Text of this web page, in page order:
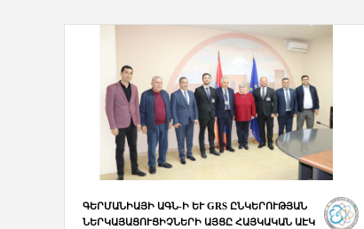
ԳԵՐՄԱՆԻԱՅԻ ԱԳՆ-Ի ԵՒ GRS ԸՆԿԵՐՈՒԹՅԱՆ Ն
ԵՐԿԱՅԱՑՈՒՑԻՉՆԵՐԻ ԱՅՑԸ ՀԱՅԿԱԿԱՆ ԱԷԿ